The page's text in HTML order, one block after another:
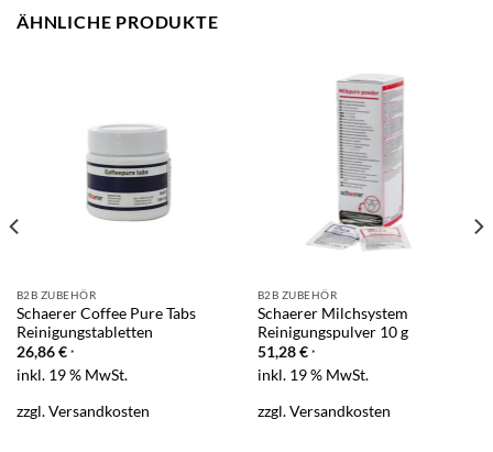
ÄHNLICHE PRODUKTE
B2B ZUBEHÖR
Schaerer Coffee Pure Tabs
Reinigungstabletten
26,86€ *
inkl. 19 % MwSt.
zzgl.Versandkosten
B2B ZUBEHÖR
Schaerer Milchsystem
Reinigungspulver 10 g
51,28€ *
inkl. 19 % MwSt.
zzgl.Versandkosten